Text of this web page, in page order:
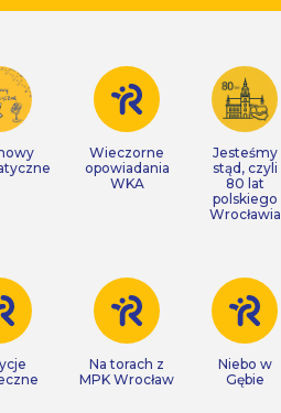
Wieczorne
opowiadania
WKA
Jesteśmy
stąd, czyli
80 lat
polskiego
Wrocławia
Na torach z
MPK Wrocław
Niebo w
Gębie